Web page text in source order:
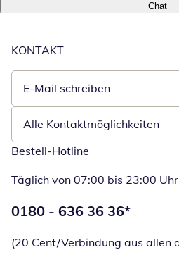
Chat
KONTAKT
E-Mail schreiben
Öffnet E-Mail-Client
Alle Kontaktmöglichkeiten
Bestell-Hotline
Täglich von 07:00 bis 23:00 Uhr
Telefonnummer:
0180 - 636 36 36*
(20 Cent/Verbindung aus allen